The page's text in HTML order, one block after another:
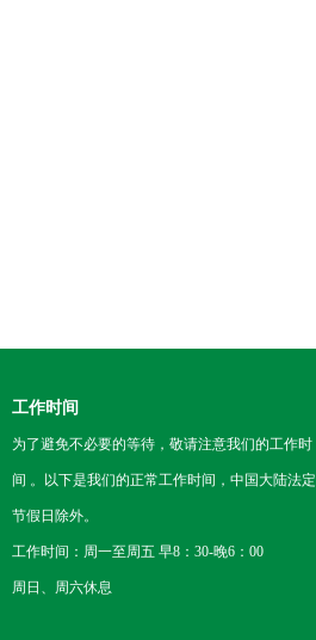
工作时间
为了避免不必要的等待，敬请注意我们的工作时
间 。以下是我们的正常工作时间，中国大陆法定
节假日除外。
工作时间：周一至周五 早8：30-晚6：00
周日、周六休息